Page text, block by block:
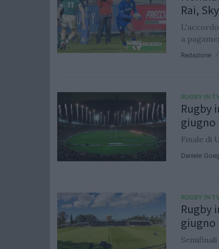
Rai,
a
Redazione /
RUGBY IN
Rugby
giugno
Finale di
Daniele
RUGBY IN
Rugby
giugno
Semifinali